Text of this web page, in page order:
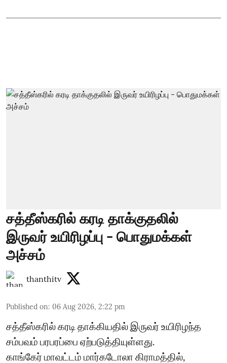
சத்தீஸ்கரில் கரடி தாக்குதலில்
இருவர் உயிரிழப்பு - பொதுமக்கள்
அச்சம்
thanthitv
Published on: 06 Aug 2026, 2:22 pm
சத்தீஸ்கரில் கரடி தாக்கியதில் இருவர் உயிரிழந்த
சம்பவம் பரபரப்பை ஏற்படுத்தியுள்ளது.
காங்கேர் மாவட்டம் மார்கடோலா கிராமத்தில்,